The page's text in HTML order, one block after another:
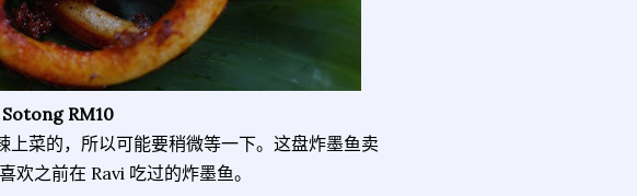
RM10
菜的，所以可能要稍微等一下。这盘炸墨鱼卖
欢之前在 Ravi 吃过的炸墨鱼。